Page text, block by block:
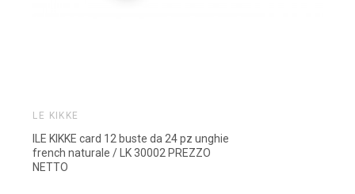
LE KIKKE
lLE KIKKE card 12 buste da 24 pz unghie
french naturale / LK 30002 PREZZO
NETTO